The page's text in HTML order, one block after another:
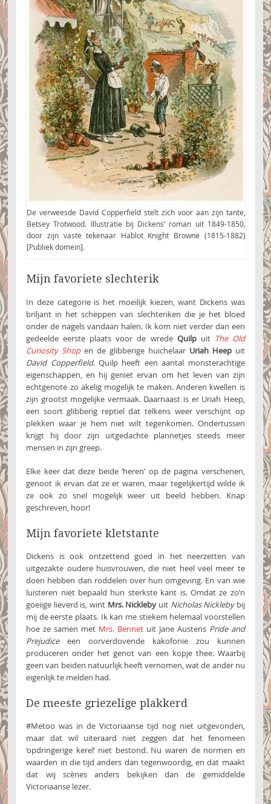
De verweesde David Copperfield stelt zich voor aan zijn tante,
Betsey Trotwood. Illustratie bij Dickens’ roman uit 1849-1850,
door zijn vaste tekenaar Hablot Knight Browne (1815-1882)
[Publiek domein].
Mijn favoriete slechterik
In deze categorie is het moeilijk kiezen, want Dickens was
briljant in het scheppen van slechteriken die je het bloed
onder de nagels vandaan halen. Ik kom niet verder dan een
gedeelde eerste plaats voor de wrede Quilpuit The Old
Curiosity Shopen de glibberige huichelaar Uriah Heepuit
David Copperfield. Quilp heeft een aantal monsterachtige
eigenschappen, en hij geniet ervan om het leven van zijn
echtgenote zo akelig mogelijk te maken. Anderen kwellen is
zijn grootst mogelijke vermaak. Daarnaast is er Uriah Heep,
een soort glibberig reptiel dat telkens weer verschijnt op
plekken waar je hem niet wilt tegenkomen. Ondertussen
krijgt hij door zijn uitgedachte plannetjes steeds meer
mensen in zijn greep.
Elke keer dat deze beide ‘heren’ op de pagina verschenen,
genoot ik ervan dat ze er waren, maar tegelijkertijd wilde ik
ze ook zo snel mogelijk weer uit beeld hebben. Knap
geschreven, hoor!
Mijn favoriete kletstante
Dickens is ook ontzettend goed in het neerzetten van
uitgezakte oudere huisvrouwen, die niet heel veel meer te
doen hebben dan roddelen over hun omgeving. En van wie
luisteren niet bepaald hun sterkste kant is. Omdat ze zo’n
goeiige lieverd is, wint Mrs. Nickleby uit Nicholas Nicklebybij
mij de eerste plaats. Ik kan me stiekem helemaal voorstellen
hoe ze samen met Mrs. Bennet uit Jane Austens Pride and
Prejudiceeen oorverdovende kakofonie zou kunnen
produceren onder het genot van een kopje thee. Waarbij
geen van beiden natuurlijk heeft vernomen, wat de ander nu
eigenlijk te melden had.
De meeste griezelige plakkerd
#Metoo was in de Victoriaanse tijd nog niet uitgevonden,
maar dat wil uiteraard niet zeggen dat het fenomeen
‘opdringerige kerel’ niet bestond. Nu waren de normen en
waarden in die tijd anders dan tegenwoordig, en dat maakt
dat wij scènes anders bekijken dan de gemiddelde
Victoriaanse lezer.